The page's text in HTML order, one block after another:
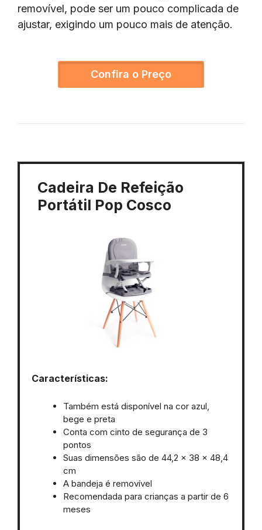
removível, pode ser um pouco complicada de
ajustar, exigindo um pouco mais de atenção.
Confira o Preço
Cadeira De Refeição
Portátil Pop Cosco
Características:
Também está disponível na cor azul,
bege e preta
Conta com cinto de segurança de 3
pontos
Suas dimensões são de 44,2 x 38 x 48,4
cm
A bandeja é removível
Recomendada para crianças a partir de 6
meses